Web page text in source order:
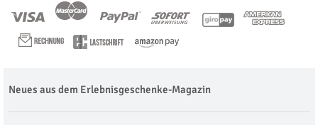
Neues aus dem Erlebnisgeschenke-Magazin